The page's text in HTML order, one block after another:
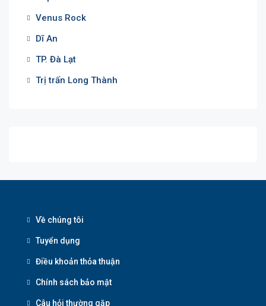
Venus Rock
Dĩ An
TP. Đà Lạt
Trị trấn Long Thành
Về chúng tôi
Tuyển dụng
Điều khoản thỏa thuận
Chính sách bảo mật
Câu hỏi thường gặp